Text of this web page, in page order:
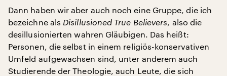
Dann haben wir aber auch noch eine Gruppe, die ich
bezeichne als Disillusioned True Believers, also die
desillusionierten wahren Gläubigen. Das heißt:
Personen, die selbst in einem religiös-konservativen
Umfeld aufgewachsen sind, unter anderem auch
Studierende der Theologie, auch Leute, die sich